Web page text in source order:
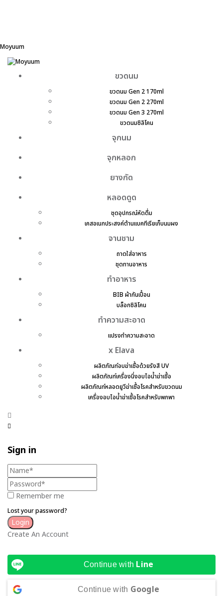
Moyuum
ขวดนม
ขวดนม Gen 2 170ml
ขวดนม Gen 2 270ml
ขวดนม Gen 3 270ml
ขวดนมซิลิโคน
จุกนม
จุกหลอก
ยางกัด
หลอดดูด
ชุดอุปกรณ์หัดดื่ม
เคสอเนกประสงค์ต้านแบคทีเรียเก็บนมผง
จานชาม
ถาดใส่อาหาร
ชุดทานอาหาร
ทำอาหาร
BIB ผ้ากันเปื้อน
บล็อกซิลิโคน
ทำความสะอาด
แปรงทำความสะอาด
x Elava
ผลิตภัณฑ์อบฆ่าเชื้อด้วยรังสี UV
ผลิตภัณฑ์เครื่องนึ่งอบไอน้ำฆ่าเชื้อ
ผลิตภัณฑ์หลอดยูวีฆ่าเชื้อโรคสำหรับขวดนม
เครื่องอบไอน้ำฆ่าเชื้อโรคสำหรับพกพา
Sign in
Remember me
Lost your password?
Create An Account
Continue with Line
Continue with Google